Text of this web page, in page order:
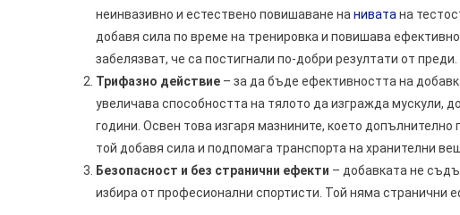
неинвазивно и естествено повишаване на нивата на
добавя сила по време на тренировка и повишава
забелязват, че са постигнали по-добри резултати от преди.
Трифазно действие – за да бъде ефективността на
увеличава способността на тялото да изгражда мускули,
години. Освен това изгаря мазнините, което
той добавя сила и подпомага транспорта на хранителни
Безопасност и без странични ефекти – добавката не
избира от професионални спортисти. Той няма странични